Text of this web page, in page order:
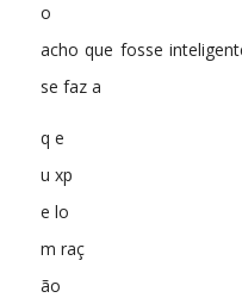
o
acho que fosse
se faz a
q e
u xp
e lo
m raç
ão